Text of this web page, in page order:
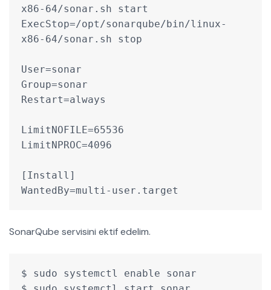
x86-64/sonar.sh start
ExecStop=/opt/sonarqube/bin/linux-
x86-64/sonar.sh stop
User=sonar
Group=sonar
Restart=always
LimitNOFILE=65536
LimitNPROC=4096
[Install]
WantedBy=multi-user.target
SonarQube servisini ektif edelim.
$ sudo systemctl enable sonar